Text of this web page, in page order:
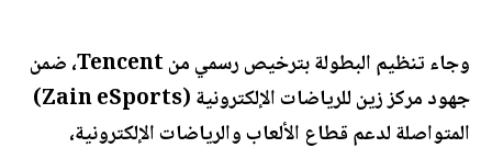
وجاء تنظيم البطولة بترخيص رسمي من Tencent، ضمن
جهود مركز زين للرياضات الإلكترونية (Zain eSports)
المتواصلة لدعم قطاع الألعاب والرياضات الإلكترونية،